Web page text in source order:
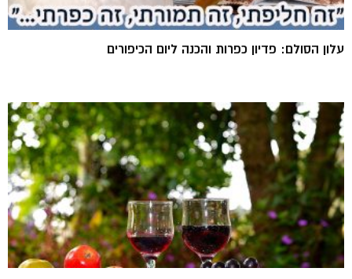
עלון הסולם: פדיון כפרות והכנה ליום הכיפורים